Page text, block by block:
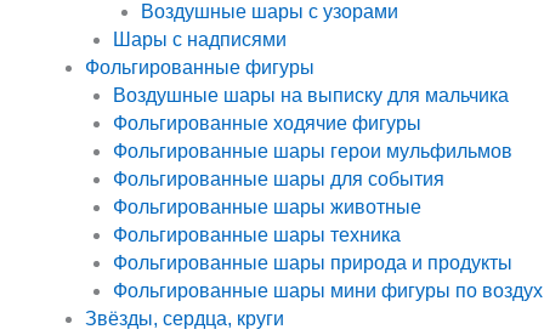
Воздушные шары с узорами
Шары с надписями
Фольгированные фигуры
Воздушные шары на выписку для мальчика
Фольгированные ходячие фигуры
Фольгированные шары герои мульфильмов
Фольгированные шары для события
Фольгированные шары животные
Фольгированные шары техника
Фольгированные шары природа и продукты
Фольгированные шары мини фигуры по воздух
Звёзды, сердца, круги